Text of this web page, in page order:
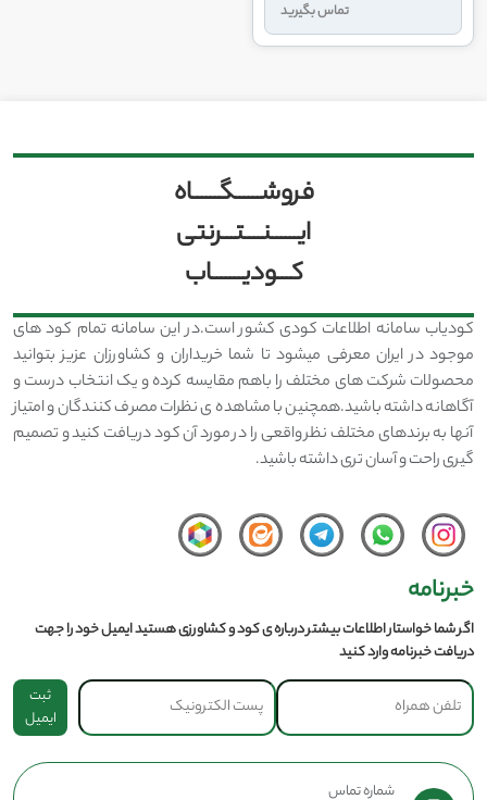
تماس بگیرید
فروشــــــگــــــاه
ایــــــنــــتـــرنتی
کـــودیـــــــاب
کودیاب سامانه اطلاعات کودی کشور است.در این سامانه تمام کود های
موجود در ایران معرفی میشود تا شما خریداران و کشاورزان عزیز بتوانید
محصولات شرکت های مختلف را باهم مقایسه کرده و یک انتخاب درست و
آگاهانه داشته باشید.همچنین با مشاهده ی نظرات مصرف کنندگان و امتیاز
آنها به برندهای مختلف نظر واقعی را در مورد آن کود دریافت کنید و تصمیم
گیری راحت و آسان تری داشته باشید.
خبرنامه
اگر شما خواستار اطلاعات بیشتر درباره ی کود و کشاورزی هستید ایمیل خود را جهت
دریافت خبرنامه وارد کنید
ثبت
ایمیل
شماره تماس